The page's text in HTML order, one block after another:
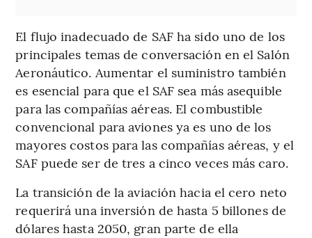
El flujo inadecuado de SAF ha sido uno de los
principales temas de conversación en el Salón
Aeronáutico. Aumentar el suministro también
es esencial para que el SAF sea más asequible
para las compañías aéreas. El combustible
convencional para aviones ya es uno de los
mayores costos para las compañías aéreas, y el
SAF puede ser de tres a cinco veces más caro.
La transición de la aviación hacia el cero neto
requerirá una inversión de hasta 5 billones de
dólares hasta 2050, gran parte de ella